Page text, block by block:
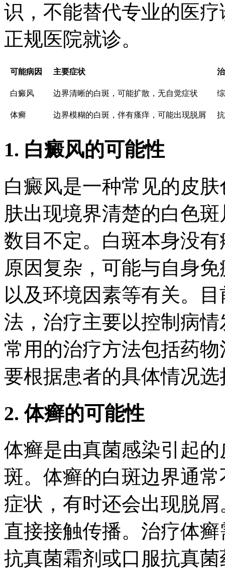
识，不能替代专业的医
正规医院就诊。
可能病因 主要症状
白癜风 边界清晰的白斑，可能扩散，无自觉症状
体癣 边界模糊的白斑，伴有瘙痒，可能出现脱屑
1. 白癜风的可能性
白癜风是一种常见的皮
肤出现境界清楚的白色
数目不定。白斑本身没
原因复杂，可能与自身
以及环境因素等有关。
法，治疗主要以控制病
常用的治疗方法包括药
要根据患者的具体情况
2. 体癣的可能性
体癣是由真菌感染引起
斑。体癣的白斑边界通
症状，有时还会出现脱
直接接触传播。治疗体
抗真菌霜剂或口服抗真菌